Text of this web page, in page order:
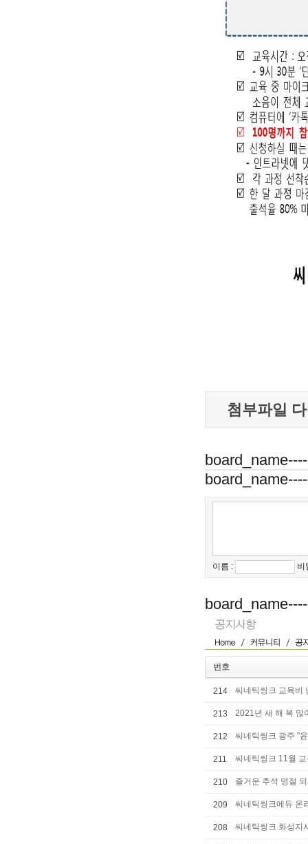
첨부파일
이름 : 비
번호
214 씨네틱씽크 교육비
213 2021년 새 해 복 많
212 씨네틱씽크 광주 "
211 씨네틱씽크 11월
210 즐거운 추석 명절
209 씨네틱씽크에듀 온
208 씨네틱씽크 화성지